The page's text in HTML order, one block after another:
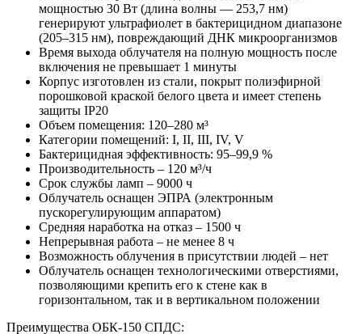
мощностью 30 Вт (длина волны — 253,7 нм)
генерируют ультрафиолет в бактерицидном диапазоне
(205–315 нм), повреждающий ДНК микроорганизмов
Время выхода облучателя на полную мощность после
включения не превышает 1 минуты
Корпус изготовлен из стали, покрыт полиэфирной
порошковой краской белого цвета и имеет степень
защиты IP20
Объем помещения: 120–280 м³
Категории помещений: I, II, III, IV, V
Бактерицидная эффективность: 95–99,9 %
Производительность – 120 м³/ч
Срок службы ламп – 9000 ч
Облучатель оснащен ЭПРА (электронным
пускорегулирующим аппаратом)
Средняя наработка на отказ – 1500 ч
Непрерывная работа – не менее 8 ч
Возможность облучения в присутствии людей – нет
Облучатель оснащен технологическими отверстиями,
позволяющими крепить его к стене как в
горизонтальном, так и в вертикальном положении
Преимущества ОБК-150 СПДС: